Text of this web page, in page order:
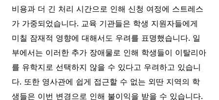
비용과 더 긴 처리 시간으로 인해 신청 여정에 스트레스
가 가중되었습니다. 교육 기관들은 학생 지원자들에게
미칠 잠재적 영향에 대해서도 우려를 표명했습니다. 일
부에서는 이러한 추가 장애물로 인해 학생들이 이탈리아
를 유학지로 선택하지 않을 수 있다고 우려하고 있습니
다. 또한 영사관에 쉽게 접근할 수 없는 외딴 지역의 학
생들은 이번 변경으로 인해 불이익을 받을 수 있습니다.